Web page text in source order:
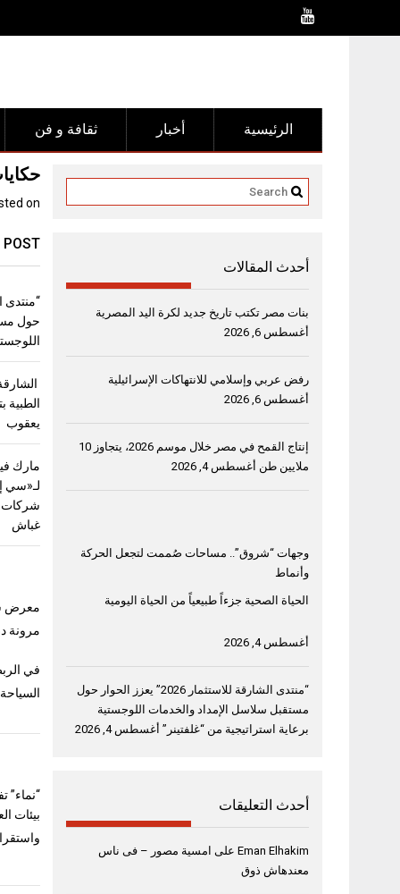
ثقافة و فن أخبار الرئيسية
حكايات 22 كاتباً لزوار “مهرجان الشارقة
on
POST
حول
الطبية
يعقوب
مارك
لـ«سي
شركات
غباش
معرض سوق
مرونة
في
السياحة
“نماء”
بيئات
أحدث المقالات
بنات مصر تكتب تاريخ جديد لكرة اليد المصرية
أغسطس 6, 2026
رفض عربي وإسلامي للانتهاكات الإسرائيلية
أغسطس 6, 2026
إنتاج القمح في مصر خلال موسم 2026، يتجاوز 10
ملايين طن أغسطس 4, 2026
وجهات “شروق”.. مساحات صُممت لتجعل الحركة
وأنماط
الحياة الصحية جزءاً طبيعياً من الحياة اليومية
أغسطس 4, 2026
“منتدى الشارقة للاستثمار 2026” يعزز الحوار حول
مستقبل سلاسل الإمداد والخدمات اللوجستية
برعاية استراتيجية من “غلفتينر” أغسطس 4, 2026
أحدث التعليقات
Eman Elhakim على امسية مصور – فى ناس
معندهاش ذوق